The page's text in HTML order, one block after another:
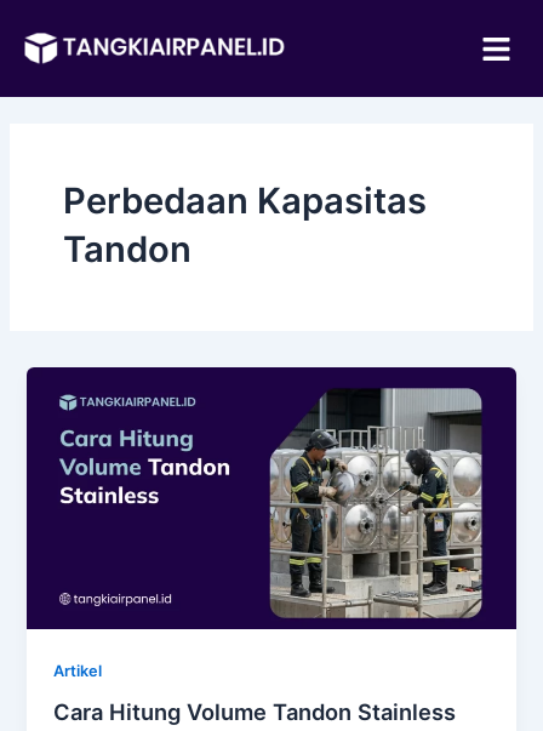
konten
Perbedaan Kapasitas
Tandon
Artikel
Cara Hitung Volume Tandon Stainless